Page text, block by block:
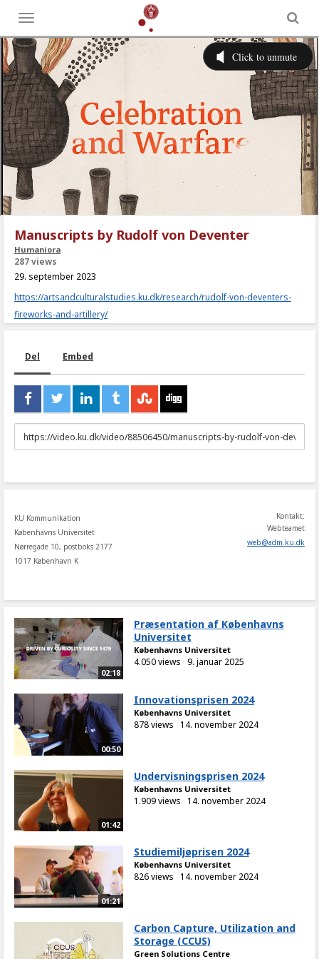
Toggle
menu
Manuscripts by Rudolf von Deventer
Humaniora
287 views
29. september 2023
https://artsandculturalstudies.ku.dk/research/rudolf-von-deventers-
fireworks-and-artillery/
Del Embed
URL
to
KU Kommunikation
Københavns Universitet
Nørregade 10, postboks 2177
1017 København K
Kontakt:
Webteamet
web@adm.ku.dk
02:18
Præsentation af Københavns
Universitet
Københavns Universitet
4.050 views 9. januar 2025
00:50
Innovationsprisen 2024
Københavns Universitet
878 views 14. november 2024
01:42
Undervisningsprisen 2024
Københavns Universitet
1.909 views 14. november 2024
01:21
Studiemiljøprisen 2024
Københavns Universitet
826 views 14. november 2024
Carbon Capture, Utilization and
Storage (CCUS)
Green Solutions Centre